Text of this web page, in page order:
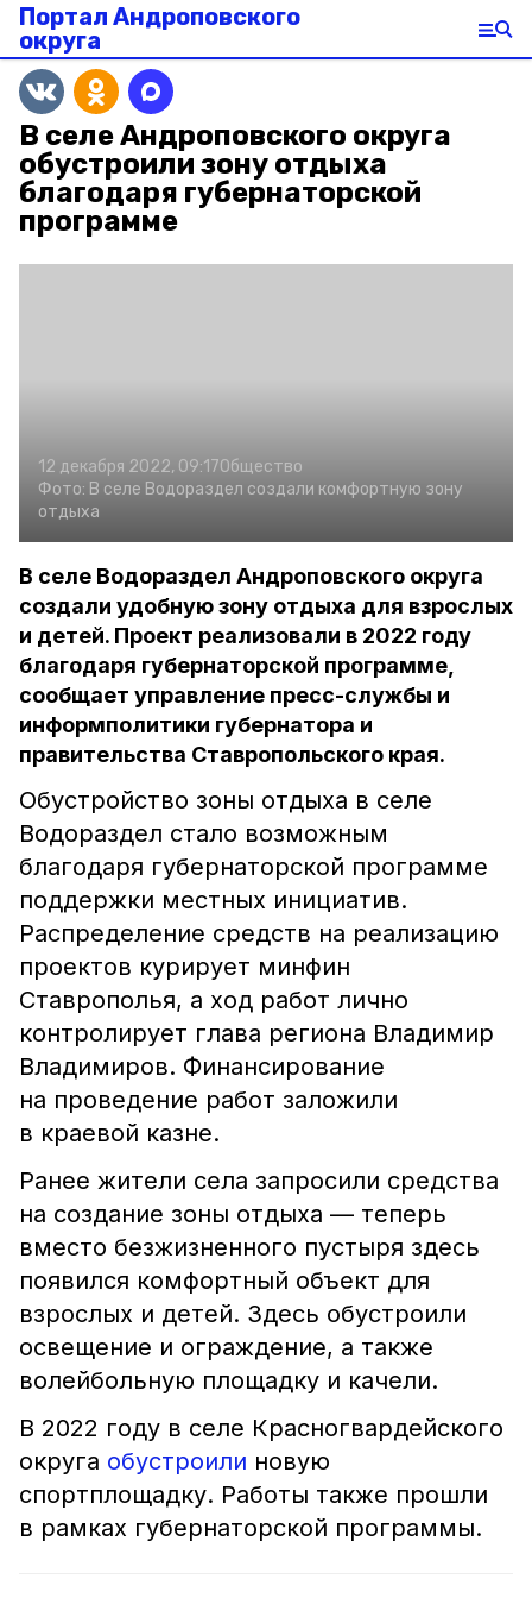
Портал Андроповского
округа
В селе Андроповского округа
обустроили зону отдыха
благодаря губернаторской
программе
12 декабря 2022, 09:17Общество
Фото: В селе Водораздел создали комфортную зону
отдыха
В селе Водораздел Андроповского округа
создали удобную зону отдыха для взрослых
и детей. Проект реализовали в 2022 году
благодаря губернаторской программе,
сообщает управление пресс-службы и
информполитики губернатора и
правительства Ставропольского края.
Обустройство зоны отдыха в селе
Водораздел стало возможным
благодаря губернаторской программе
поддержки местных инициатив.
Распределение средств на реализацию
проектов курирует минфин
Ставрополья, а ход работ лично
контролирует глава региона Владимир
Владимиров. Финансирование
на проведение работ заложили
в краевой казне.
Ранее жители села запросили средства
на создание зоны отдыха — теперь
вместо безжизненного пустыря здесь
появился комфортный объект для
взрослых и детей. Здесь обустроили
освещение и ограждение, а также
волейбольную площадку и качели.
В 2022 году в селе Красногвардейского
округа обустроили новую
спортплощадку. Работы также прошли
в рамках губернаторской программы.